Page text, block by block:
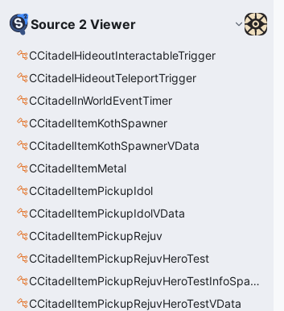
Source 2 Viewer
CCitadelHideoutInteractableTrigger
CCitadelHideoutTeleportTrigger
CCitadelInWorldEventTimer
CCitadelItemKothSpawner
CCitadelItemKothSpawnerVData
CCitadelItemMetal
CCitadelItemPickupIdol
CCitadelItemPickupIdolVData
CCitadelItemPickupRejuv
CCitadelItemPickupRejuvHeroTest
CCitadelItemPickupRejuvHeroTestInfoSpawn
CCitadelItemPickupRejuvHeroTestVData